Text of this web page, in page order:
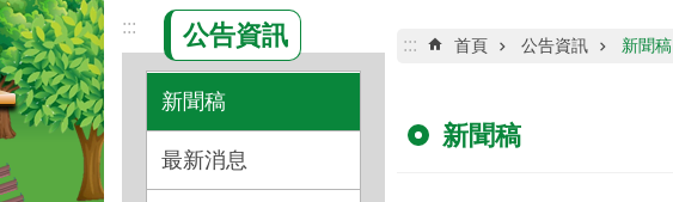
::: 公告資訊
新聞稿
最新消息
::: 首頁 公告資訊 新聞稿
新聞稿